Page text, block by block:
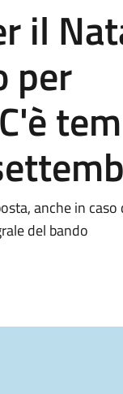
il
per
anche in
del bando